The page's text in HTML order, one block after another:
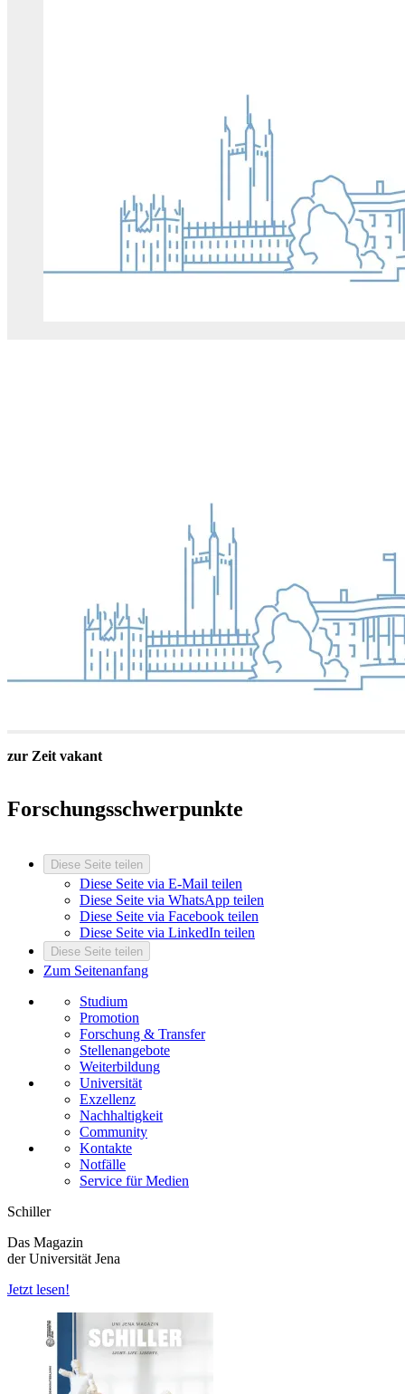
zur Zeit vakant
Forschungsschwerpunkte
Diese Seite teilen
Diese Seite via E-Mail teilen
Diese Seite via WhatsApp teilen
Diese Seite via Facebook teilen
Diese Seite via LinkedIn teilen
Diese Seite teilen
Zum Seitenanfang
Studium
Promotion
Forschung & Transfer
Stellenangebote
Weiterbildung
Universität
Exzellenz
Nachhaltigkeit
Community
Kontakte
Notfälle
Service für Medien
Schiller
Das Magazin
der Universität Jena
Jetzt lesen!